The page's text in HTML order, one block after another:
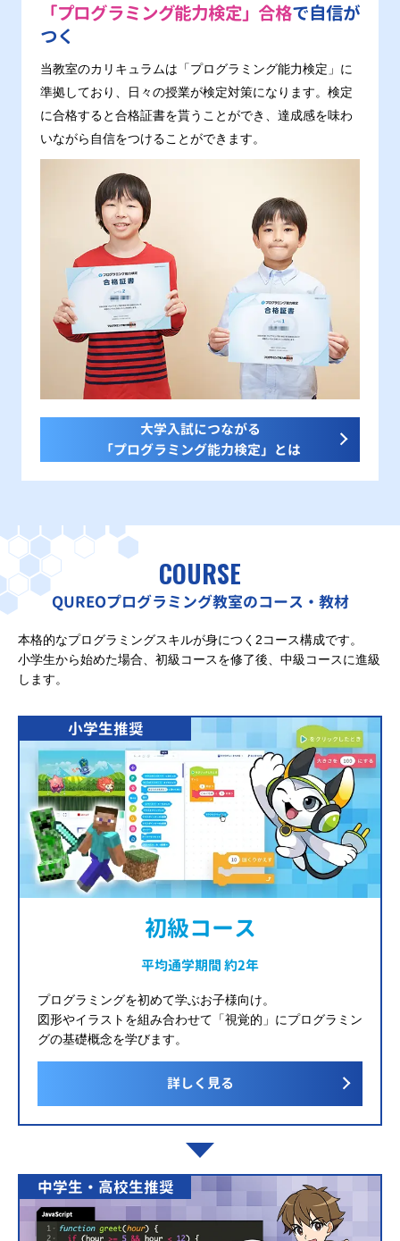
「プログラミング能力検定」合格で自信が
つく
当教室のカリキュラムは「プログラミング能力検定」に
準拠しており、日々の授業が検定対策になります。検定
に合格すると合格証書を貰うことができ、達成感を味わ
いながら自信をつけることができます。
大学入試につながる
「プログラミング能力検定」とは
COURSE
QUREOプログラミング教室のコース・教材
本格的なプログラミングスキルが身につく2コース構成です。
小学生から始めた場合、初級コースを修了後、中級コースに進級
します。
小学生推奨
初級コース
平均通学期間 約2年
プログラミングを初めて学ぶお子様向け。
図形やイラストを組み合わせて「視覚的」にプログラミン
グの基礎概念を学びます。
詳しく見る
中学生・高校生推奨